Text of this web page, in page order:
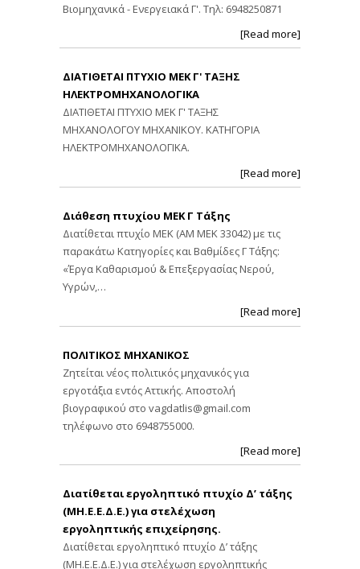
Βιομηχανικά - Ενεργειακά Γ'. Τηλ: 6948250871
[Read more]
ΔΙΑΤΙΘΕΤΑΙ ΠΤΥΧΙΟ ΜΕΚ Γ' ΤΑΞΗΣ
ΗΛΕΚΤΡΟΜΗΧΑΝΟΛΟΓΙΚΑ
ΔΙΑΤΙΘΕΤΑΙ ΠΤΥΧΙΟ ΜΕΚ Γ' ΤΑΞΗΣ
ΜΗΧΑΝΟΛΟΓΟΥ ΜΗΧΑΝΙΚΟΥ. ΚΑΤΗΓΟΡΙΑ
ΗΛΕΚΤΡΟΜΗΧΑΝΟΛΟΓΙΚΑ.
[Read more]
Διάθεση πτυχίου ΜΕΚ Γ Τάξης
Διατίθεται πτυχίο ΜΕΚ (ΑΜ ΜΕΚ 33042) με τις
παρακάτω Κατηγορίες και Βαθμίδες Γ Τάξης:
«Έργα Καθαρισμού & Επεξεργασίας Νερού,
Υγρών,…
[Read more]
ΠΟΛΙΤΙΚΟΣ ΜΗΧΑΝΙΚΟΣ
Ζητείται νέος πολιτικός μηχανικός για
εργοτάξια εντός Αττικής. Αποστολή
βιογραφικού στο vagdatlis@gmail.com
τηλέφωνο στο 6948755000.
[Read more]
Διατίθεται εργοληπτικό πτυχίο Δ’ τάξης
(ΜΗ.Ε.Ε.Δ.Ε.) για στελέχωση
εργοληπτικής επιχείρησης.
Διατίθεται εργοληπτικό πτυχίο Δ’ τάξης
(ΜΗ.Ε.Ε.Δ.Ε.) για στελέχωση εργοληπτικής